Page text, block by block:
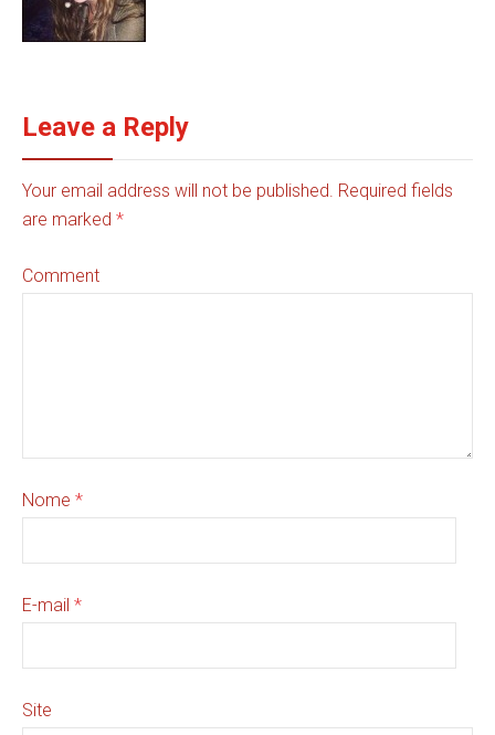
Leave a Reply
Your email address will not be published. Required fields
are marked *
Comment
Nome *
E-mail *
Site